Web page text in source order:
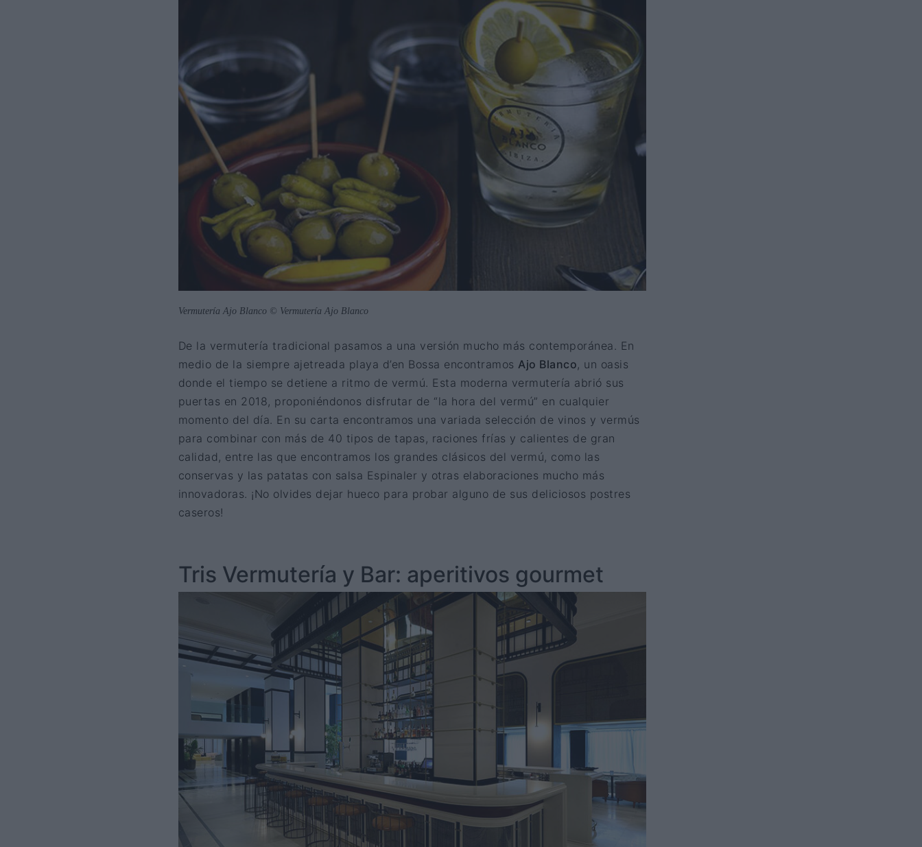
Vermutería Ajo Blanco © Vermutería Ajo Blanco
De la vermutería tradicional pasamos a una versión mucho más contemporánea. En
medio de la siempre ajetreada playa d’en Bossa encontramos Ajo Blanco, un oasis
donde el tiempo se detiene a ritmo de vermú. Esta moderna vermutería abrió sus
puertas en 2018, proponiéndonos disfrutar de “la hora del vermú” en cualquier
momento del día. En su carta encontramos una variada selección de vinos y vermús
para combinar con más de 40 tipos de tapas, raciones frías y calientes de gran
calidad, entre las que encontramos los grandes clásicos del vermú, como las
conservas y las patatas con salsa Espinaler y otras elaboraciones mucho más
innovadoras. ¡No olvides dejar hueco para probar alguno de sus deliciosos postres
caseros!
Tris Vermutería y Bar: aperitivos gourmet